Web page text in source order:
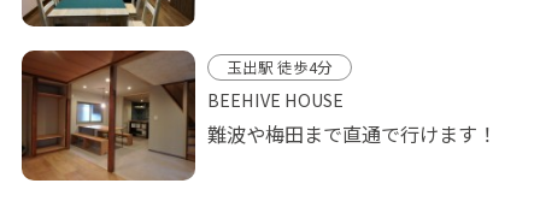
玉出駅 徒歩4分
BEEHIVE HOUSE
難波や梅田まで直通で行けます！